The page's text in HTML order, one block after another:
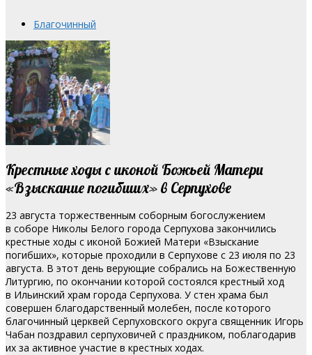
Благочинный
Крестные ходы с иконой Божьей Матери
«Взыскание погибших» в Серпухове
23 августа торжественным соборным богослужением
в соборе Николы Белого города Серпухова закончились
крестные ходы с иконой Божией Матери «Взыскание
погибших», которые проходили в Серпухове с 23 июля по 23
августа. В этот день верующие собрались на Божественную
Литургию, по окончании которой состоялся крестный ход
в Ильинский храм города Серпухова. У стен храма был
совершен благодарственный молебен, после которого
благочинный церквей Серпуховского округа священник Игорь
Чабан поздравил серпуховичей с праздником, поблагодарив
их за активное участие в крестных ходах.